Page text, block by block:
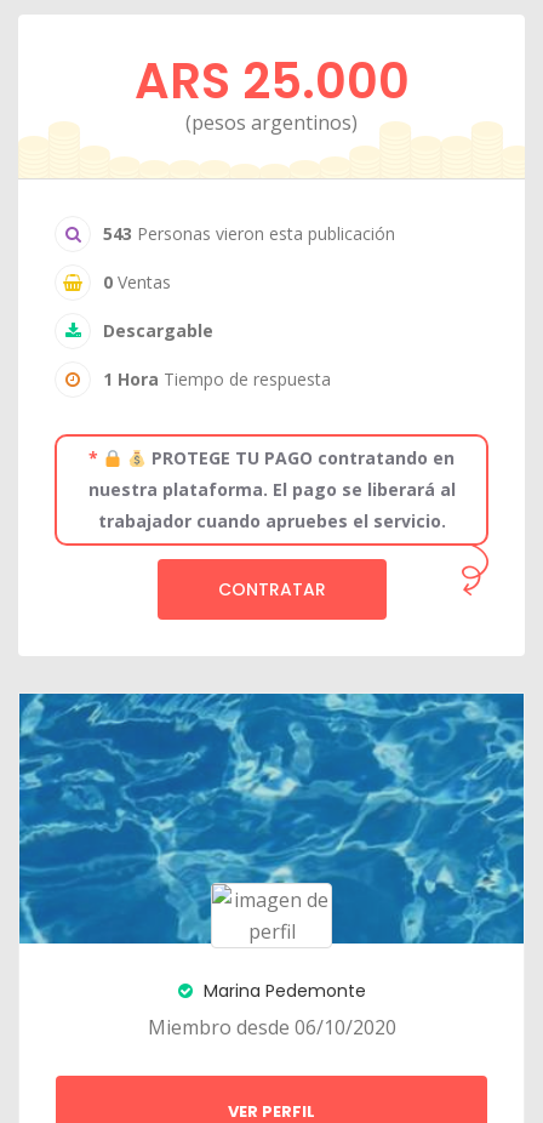
ARS 25.000
(pesos argentinos)
543 Personas vieron esta publicación
0 Ventas
Descargable
1 Hora Tiempo de respuesta
*
PROTEGE TU PAGO contratando en
nuestra plataforma. El pago se liberará al
trabajador cuando apruebes el servicio.
CONTRATAR
Marina Pedemonte
Miembro desde 06/10/2020
VER PERFIL